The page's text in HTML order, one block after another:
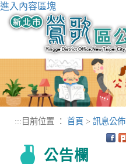
進入內容區塊
::: 目前位置 ： 首頁 > 訊息公佈
公告欄